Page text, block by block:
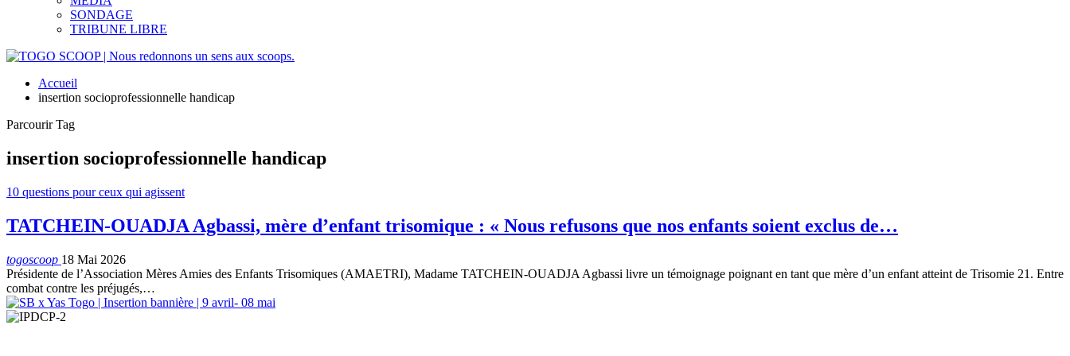
SONDAGE
TRIBUNE LIBRE
Accueil
insertion socioprofessionnelle handicap
Parcourir Tag
insertion socioprofessionnelle handicap
10 questions pour ceux qui agissent
TATCHEIN-OUADJA Agbassi, mère d’enfant trisomique : « Nous refusons que nos enfants soient exclus de…
togoscoop 18 Mai 2026
Présidente de l’Association Mères Amies des Enfants Trisomiques (AMAETRI), Madame TATCHEIN-OUADJA Agbassi livre un témoignage poignant en tant que mère d’un enfant atteint de Trisomie 21. Entre
combat contre les préjugés,…